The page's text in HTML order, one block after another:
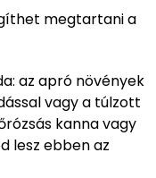
megtartani a
az apró növények
vagy a túlzott
kanna vagy
lesz ebben az